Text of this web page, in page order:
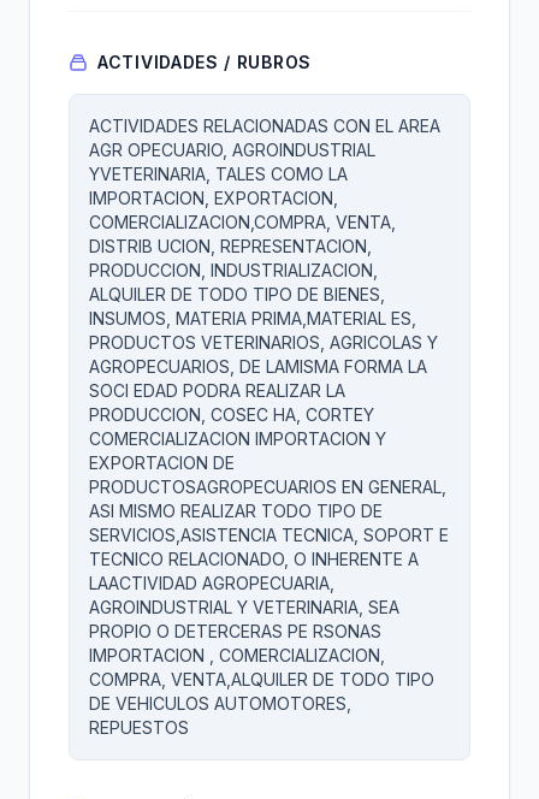
ACTIVIDADES / RUBROS
ACTIVIDADES RELACIONADAS CON EL AREA
AGR OPECUARIO, AGROINDUSTRIAL
YVETERINARIA, TALES COMO LA
IMPORTACION, EXPORTACION,
COMERCIALIZACION,COMPRA, VENTA,
DISTRIB UCION, REPRESENTACION,
PRODUCCION, INDUSTRIALIZACION,
ALQUILER DE TODO TIPO DE BIENES,
INSUMOS, MATERIA PRIMA,MATERIAL ES,
PRODUCTOS VETERINARIOS, AGRICOLAS Y
AGROPECUARIOS, DE LAMISMA FORMA LA
SOCI EDAD PODRA REALIZAR LA
PRODUCCION, COSEC HA, CORTEY
COMERCIALIZACION IMPORTACION Y
EXPORTACION DE
PRODUCTOSAGROPECUARIOS EN GENERAL,
ASI MISMO REALIZAR TODO TIPO DE
SERVICIOS,ASISTENCIA TECNICA, SOPORT E
TECNICO RELACIONADO, O INHERENTE A
LAACTIVIDAD AGROPECUARIA,
AGROINDUSTRIAL Y VETERINARIA, SEA
PROPIO O DETERCERAS PE RSONAS
IMPORTACION , COMERCIALIZACION,
COMPRA, VENTA,ALQUILER DE TODO TIPO
DE VEHICULOS AUTOMOTORES,
REPUESTOS